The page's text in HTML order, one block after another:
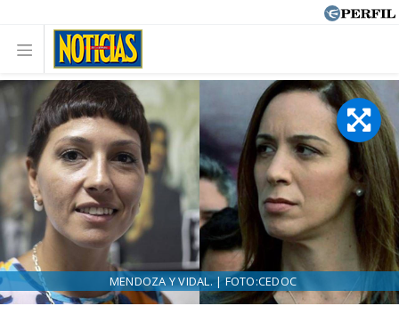
MENDOZA Y VIDAL. | FOTO:CEDOC